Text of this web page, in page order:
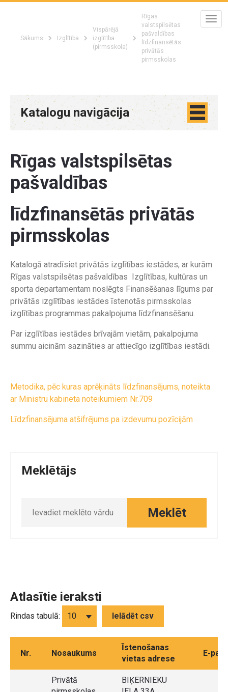
Sākums Izglītība
Vispārējā
izglītība
(pirmsskola)
Rīgas
valstspilsētas
pašvaldības
līdzfinansētās
privātās
pirmsskolas
Katalogu navigācija
Rīgas valstspilsētas
pašvaldības
līdzfinansētās privātās
pirmsskolas
Katalogā atradīsiet privātās izglītības iestādes, ar kurām
Rīgas valstspilsētas pašvaldības Izglītības, kultūras un
sporta departamentam noslēgts Finansēšanas līgums par
privātās izglītības iestādes īstenotās pirmsskolas
izglītības programmas pakalpojuma līdzfinansēšanu.
Par izglītības iestādes brīvajām vietām, pakalpojuma
summu aicinām sazināties ar attiecīgo izglītības iestādi.
Metodika, pēc kuras aprēķināts līdzfinansējums, noteikta
ar Ministru kabineta noteikumiem Nr.709
Līdzfinansējuma atšifrējums pa izdevumu pozīcijām
Meklētājs
Meklēt
Atlasītie ieraksti
Rindas tabulā: Ielādēt csv
Nr. Nosaukums
Īstenošanas
vietas adrese
E-
Privātā
BIĶERNIEKU